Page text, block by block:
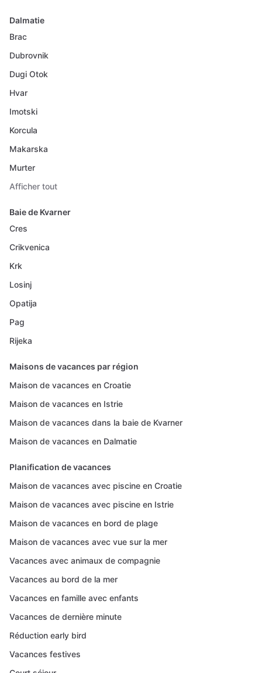
Dalmatie
Brac
Dubrovnik
Dugi Otok
Hvar
Imotski
Korcula
Makarska
Murter
Afficher tout
Baie de Kvarner
Cres
Crikvenica
Krk
Losinj
Opatija
Pag
Rijeka
Maisons de vacances par région
Maison de vacances en Croatie
Maison de vacances en Istrie
Maison de vacances dans la baie de Kvarner
Maison de vacances en Dalmatie
Planification de vacances
Maison de vacances avec piscine en Croatie
Maison de vacances avec piscine en Istrie
Maison de vacances en bord de plage
Maison de vacances avec vue sur la mer
Vacances avec animaux de compagnie
Vacances au bord de la mer
Vacances en famille avec enfants
Vacances de dernière minute
Réduction early bird
Vacances festives